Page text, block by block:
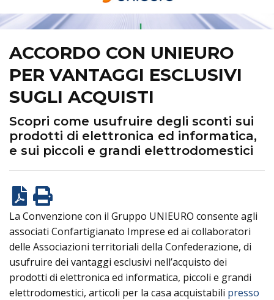
ACCORDO CON UNIEURO
PER VANTAGGI ESCLUSIVI
SUGLI ACQUISTI
Scopri come usufruire degli sconti sui
prodotti di elettronica ed informatica,
e sui piccoli e grandi elettrodomestici
La Convenzione con il Gruppo UNIEURO consente agli
associati Confartigianato Imprese ed ai collaboratori
delle Associazioni territoriali della Confederazione, di
usufruire dei vantaggi esclusivi nell’acquisto dei
prodotti di elettronica ed informatica, piccoli e grandi
elettrodomestici, articoli per la casa acquistabili presso